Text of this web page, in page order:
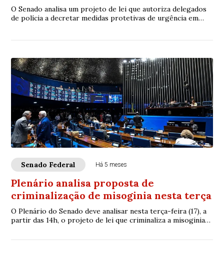
O Senado analisa um projeto de lei que autoriza delegados
de polícia a decretar medidas protetivas de urgência em
Senado Federal Há 5 meses
Plenário analisa proposta de
criminalização de misoginia nesta terça
O Plenário do Senado deve analisar nesta terça-feira (17), a
partir das 14h, o projeto de lei que criminaliza a misoginia